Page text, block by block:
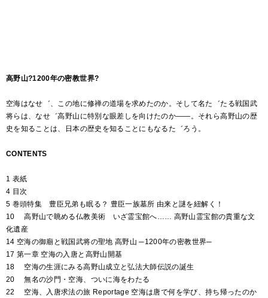
高野山?1200年の密教世界?
空海はなせ゛、この地に修禅の道場を求めたのか。そして名た゛たる戦国武
将らは、なせ゛高野山に特別な眼差しを向けたのか――。それら高野山の歴
史を知ることは、日本の歴史を知ることにもなるた゛ろう。
CONTENTS
1 表紙
4 目次
5 巻頭特集 豊臣兄弟も眠る？ 豊臣一族墓所 由来と謎を紐解く！
10 高野山で眺める仏教美術 いざ霊宝館へ…… 高野山霊宝館の貴重な文
化遺産
14 空海の御廟と戦国武将の聖地 高野山 ─1200年の密教世界─
17 第一章 空海の入唐と高野山開基
18 空海の生涯にみる高野山成立と弘法大師伝説の誕生
20 無名の沙門・空海、ついに海をわたる
22 空海、入唐求法の旅 Reportage 空海は唐で何を学び、持ち帰ったのか